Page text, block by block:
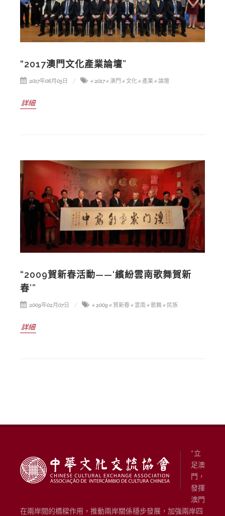
“2017澳門文化產業論壇”
2017年06月05日 # 2017# 澳門 # 文化# 產業# 論壇
詳細
“2009賀新春活動——‘繽紛雲南歌舞賀新
春’”
2009年02月07日 # 2009# 賀新春# 雲南# 歌舞# 民族
詳細
“立
足澳
門，
發揮
澳門
在兩岸間的橋樑作用，推動兩岸關係穩步發展，加強兩岸四